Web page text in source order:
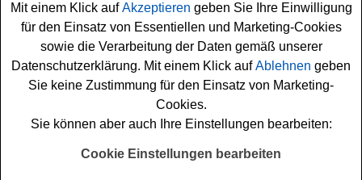
die Teilnehmer.
Falls Sie bei dem Sarti Gewinnspiel kostenlos
mitmachen möchten, müssen Sie sich nur kurz
registrieren und das Glücksrad drehen. Vielleicht haben
Sie ja Glück und können einen der schönen
gewinnen? Auf jeden Fall viel Erfolg!
Mit einem Klick aufAkzeptieren geben Sie Ihre Einwilligung
für den Einsatz von Essentiellen und Marketing-Cookies
sowie die Verarbeitung der Daten gemäß unserer
Datenschutzerklärung. Mit einem Klick aufAblehnen geben
Sie keine Zustimmung für den Einsatz von Marketing-
Cookies.
Sie können aber auch Ihre Einstellungen bearbeiten:
Cookie Einstellungen bearbeiten